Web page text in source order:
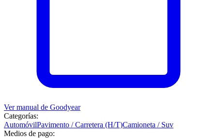
Ver manual de Goodyear
Categorías:
AutomóvilPavimento / Carretera (H/T)Camioneta / Suv
Medios de pago: